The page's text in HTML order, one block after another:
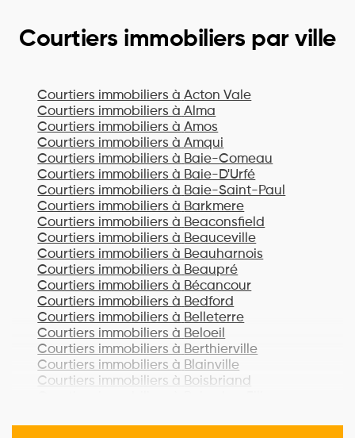
Courtiers immobiliers par ville
Courtiers immobiliers à Acton Vale
Courtiers immobiliers à Alma
Courtiers immobiliers à Amos
Courtiers immobiliers à Amqui
Courtiers immobiliers à Baie-Comeau
Courtiers immobiliers à Baie-D'Urfé
Courtiers immobiliers à Baie-Saint-Paul
Courtiers immobiliers à Barkmere
Courtiers immobiliers à Beaconsfield
Courtiers immobiliers à Beauceville
Courtiers immobiliers à Beauharnois
Courtiers immobiliers à Beaupré
Courtiers immobiliers à Bécancour
Courtiers immobiliers à Bedford
Courtiers immobiliers à Belleterre
Courtiers immobiliers à Beloeil
Courtiers immobiliers à Berthierville
Courtiers immobiliers à Blainville
Courtiers immobiliers à Boisbriand
Courtiers immobiliers à Boucherville